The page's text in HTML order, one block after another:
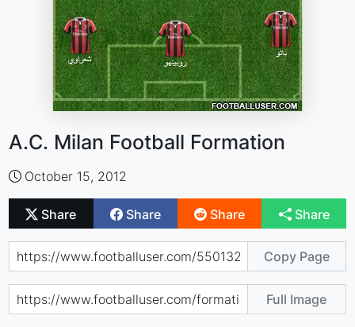
A.C. Milan Football Formation
October 15, 2012
Share Share Share Share
Copy Page
Full Image